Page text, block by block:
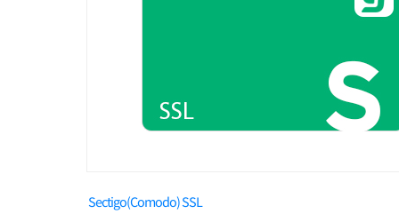
Sectigo(Comodo) SSL